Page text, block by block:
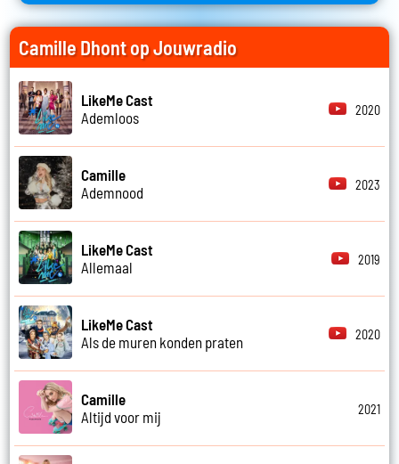
Camille Dhont op Jouwradio
LikeMe Cast
Ademloos
2020
Camille
Ademnood
2023
LikeMe Cast
Allemaal
2019
LikeMe Cast
Als de muren konden praten
2020
Camille
Altijd voor mij
2021